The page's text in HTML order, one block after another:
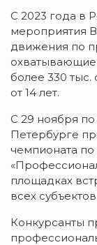
С 2023 года в
мероприятия
движения по
охватывающие
более 330
от 14 лет.
С 29 ноября по
Петербурге
чемпионата
площадках
всех
Конкурсанты